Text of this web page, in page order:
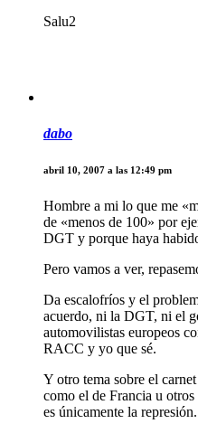
Salu2
dabo
abril 10, 2007 a las 12:49 pm
Hombre a mi lo que me
de «menos de 100» por
DGT y porque haya
Pero vamos a ver,
Da escalofríos y el
acuerdo, ni la DGT, ni el
automovilistas europeos
RACC y yo que sé.
Y otro tema sobre el
como el de Francia u
es únicamente la represión.